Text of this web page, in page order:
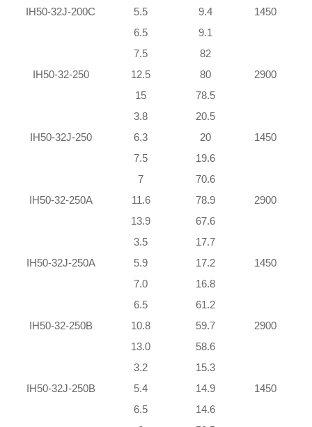
IH50-32J-200C
5.5
6.5
9.4
9.1
1450
IH50-32-250
7.5
12.5
15
82
80
78.5
2900
IH50-32J-250
3.8
6.3
7.5
20.5
20
19.6
1450
IH50-32-250A
7
11.6
13.9
70.6
78.9
67.6
2900
IH50-32J-250A
3.5
5.9
7.0
17.7
17.2
16.8
1450
IH50-32-250B
6.5
10.8
13.0
61.2
59.7
58.6
2900
IH50-32J-250B
3.2
5.4
6.5
15.3
14.9
14.6
1450